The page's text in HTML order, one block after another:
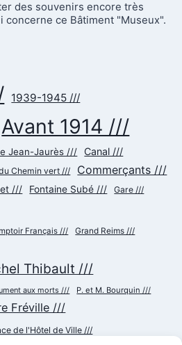
des souvenirs encore très
concerne ce Bâtiment "Museux".
1939-1945 ///
Avant 1914 ///
Jean-Jaurès /// Canal ///
Chemin vert /// Commerçants ///
/// Fontaine Subé /// Gare ///
Français /// Grand Reims ///
Thibault ///
aux morts /// P. et M. Bourquin ///
Fréville ///
de l'Hôtel de Ville ///